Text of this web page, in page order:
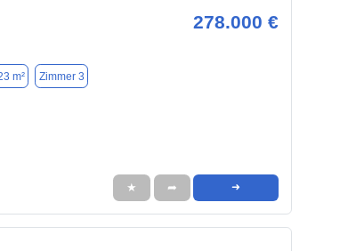
278.000 €
m² Zimmer 3
★ ➦ ➜